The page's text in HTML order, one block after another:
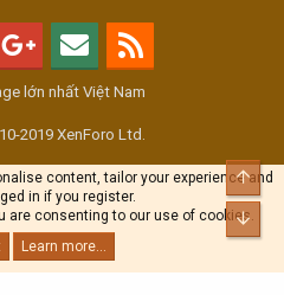
lớn nhất Việt Nam
2019 XenForo Ltd.
content, tailor your experience and
in if you register.
are consenting to our use of cookies.
Learn more...
Top